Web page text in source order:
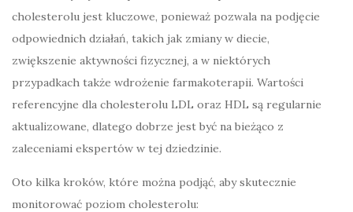
cholesterolu jest kluczowe, ponieważ pozwala na podjęcie
odpowiednich działań, takich jak zmiany w diecie,
zwiększenie aktywności fizycznej, a w niektórych
przypadkach także wdrożenie farmakoterapii. Wartości
referencyjne dla cholesterolu LDL oraz HDL są regularnie
aktualizowane, dlatego dobrze jest być na bieżąco z
zaleceniami ekspertów w tej dziedzinie.
Oto kilka kroków, które można podjąć, aby skutecznie
monitorować poziom cholesterolu: